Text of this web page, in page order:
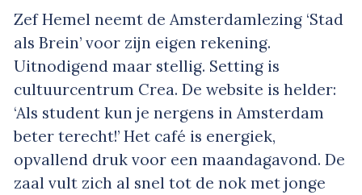
Zef Hemel neemt de Amsterdamlezing ‘Stad
als Brein’ voor zijn eigen rekening.
Uitnodigend maar stellig. Setting is
cultuurcentrum Crea. De website is helder:
‘Als student kun je nergens in Amsterdam
beter terecht!’ Het café is energiek,
opvallend druk voor een maandagavond. De
zaal vult zich al snel tot de nok met jonge